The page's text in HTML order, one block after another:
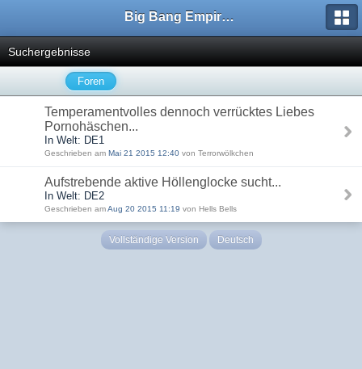
Big Bang Empire - Forum
Suchergebnisse
Foren
Temperamentvolles dennoch verrücktes Liebes
Pornohäschen...
In Welt: DE1
Geschrieben am Mai 21 2015 12:40 von Terrorwölkchen
Aufstrebende aktive Höllenglocke sucht...
In Welt: DE2
Geschrieben amAug 20 2015 11:19 von Hells Bells
Vollständige Version Deutsch